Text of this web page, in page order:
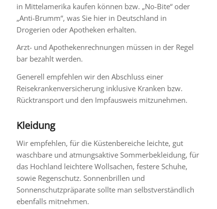
in Mittelamerika kaufen können bzw. „No-Bite“ oder
„Anti-Brumm“, was Sie hier in Deutschland in
Drogerien oder Apotheken erhalten.
Arzt- und Apothekenrechnungen müssen in der Regel
bar bezahlt werden.
Generell empfehlen wir den Abschluss einer
Reisekrankenversicherung inklusive Kranken bzw.
Rücktransport und den Impfausweis mitzunehmen.
Kleidung
Wir empfehlen, für die Küstenbereiche leichte, gut
waschbare und atmungsaktive Sommerbekleidung, für
das Hochland leichtere Wollsachen, festere Schuhe,
sowie Regenschutz. Sonnenbrillen und
Sonnenschutzpräparate sollte man selbstverständlich
ebenfalls mitnehmen.